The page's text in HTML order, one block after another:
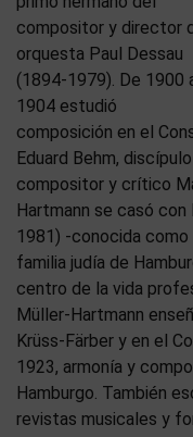
compositor y director
orquesta Paul Dessau
(1894-1979). De 1900
1904 estudió
composición en el
Eduard Behm,
compositor y crítico
Hartmann se casó
1981) -conocida
familia judía de
centro de la vida
Müller-Hartmann
Krüss-Färber y en el
1923, armonía y
Hamburgo. También
revistas musicales y